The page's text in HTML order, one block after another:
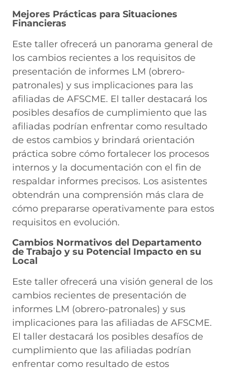
Mejores Prácticas para Situaciones
Financieras
Este taller ofrecerá un panorama general de
los cambios recientes a los requisitos de
presentación de informes LM (obrero-
patronales) y sus implicaciones para las
afiliadas de AFSCME. El taller destacará los
posibles desafíos de cumplimiento que las
afiliadas podrían enfrentar como resultado
de estos cambios y brindará orientación
práctica sobre cómo fortalecer los procesos
internos y la documentación con el fin de
respaldar informes precisos. Los asistentes
obtendrán una comprensión más clara de
cómo prepararse operativamente para estos
requisitos en evolución.
Cambios Normativos del Departamento
de Trabajo y su Potencial Impacto en su
Local
Este taller ofrecerá una visión general de los
cambios recientes de presentación de
informes LM (obrero-patronales) y sus
implicaciones para las afiliadas de AFSCME.
El taller destacará los posibles desafíos de
cumplimiento que las afiliadas podrían
enfrentar como resultado de estos